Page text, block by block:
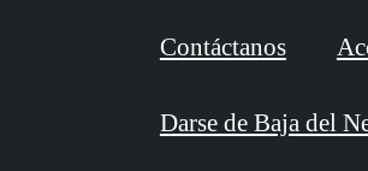
Contáctanos
Darse de Baja del